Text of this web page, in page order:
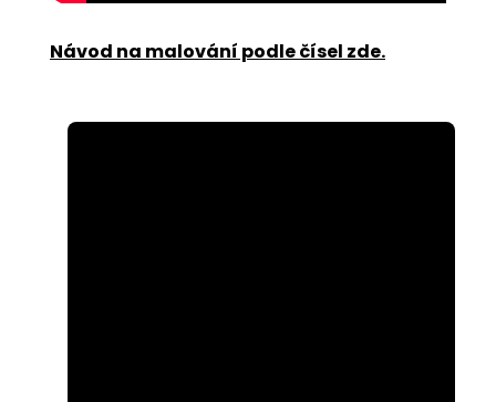
Návod na malování podle čísel zde.